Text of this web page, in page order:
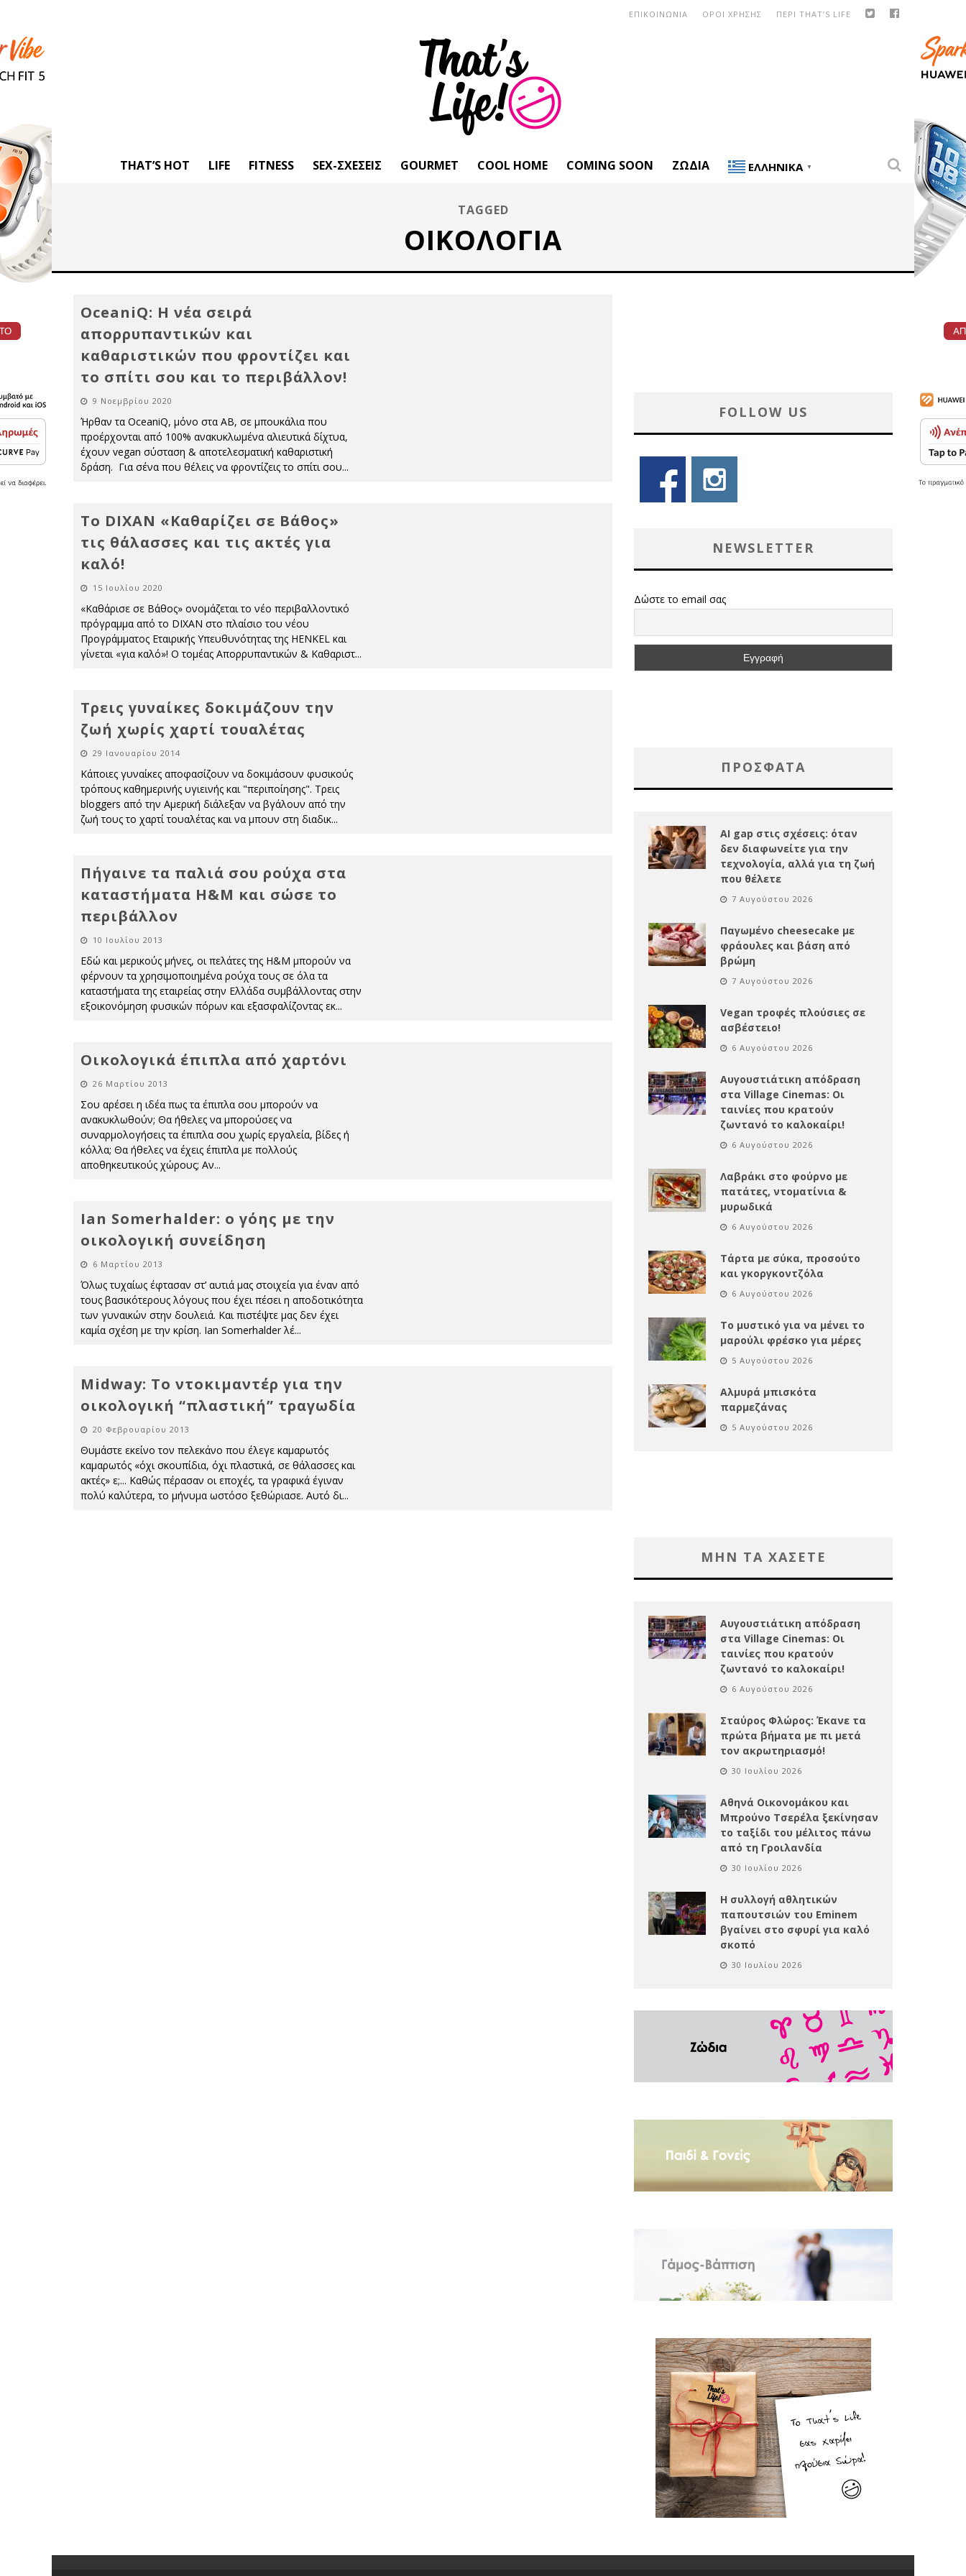
ΠΕΡΙ THAT’S LIFE
ΟΡΟΙ ΧΡΗΣΗΣ
ΕΠΙΚΟΙΝΩΝΙΑ
THAT’S HOT LIFE FITNESS SEX-ΣΧΈΣΕΙΣ GOURMET COOL HOME COMING SOON ΖΏΔΙΑ ΕΛΛΗΝΙΚΆ ▼
TAGGED
ΟΙΚΟΛΟΓΊΑ
OceaniQ: Η νέα σειρά
απορρυπαντικών και
καθαριστικών που φροντίζει και
το σπίτι σου και το περιβάλλον!
9 Νοεμβρίου 2020
Ήρθαν τα OceaniQ, μόνο στα ΑΒ, σε μπουκάλια που
προέρχονται από 100% ανακυκλωμένα αλιευτικά δίχτυα,
έχουν vegan σύσταση & αποτελεσματική καθαριστική
δράση. Για σένα που θέλεις να φροντίζεις το σπίτι σου...
Το DIXAN «Καθαρίζει σε Βάθος»
τις θάλασσες και τις ακτές για
καλό!
15 Ιουλίου 2020
«Καθάρισε σε Βάθος» ονομάζεται το νέο περιβαλλοντικό
πρόγραμμα από το DIXAN στο πλαίσιο του νέου
Προγράμματος Εταιρικής Υπευθυνότητας της ΗΕΝΚΕL και
γίνεται «για καλό»! Ο τομέας Απορρυπαντικών & Καθαριστ...
Τρεις γυναίκες δοκιμάζουν την
ζωή χωρίς χαρτί τουαλέτας
29 Ιανουαρίου 2014
Κάποιες γυναίκες αποφασίζουν να δοκιμάσουν φυσικούς
τρόπους καθημερινής υγιεινής και "περιποίησης". Τρεις
bloggers από την Αμερική διάλεξαν να βγάλουν από την
ζωή τους το χαρτί τουαλέτας και να μπουν στη διαδικ...
Πήγαινε τα παλιά σου ρούχα στα
καταστήματα H&Μ και σώσε το
περιβάλλον
10 Ιουλίου 2013
Εδώ και μερικούς μήνες, οι πελάτες της Η&Μ μπορούν να
φέρνουν τα χρησιμοποιημένα ρούχα τους σε όλα τα
καταστήματα της εταιρείας στην Ελλάδα συμβάλλοντας στην
εξοικονόμηση φυσικών πόρων και εξασφαλίζοντας εκ...
Οικολογικά έπιπλα από χαρτόνι
26 Μαρτίου 2013
Σου αρέσει η ιδέα πως τα έπιπλα σου μπορούν να
ανακυκλωθούν; Θα ήθελες να μπορούσες να
συναρμολογήσεις τα έπιπλα σου χωρίς εργαλεία, βίδες ή
κόλλα; Θα ήθελες να έχεις έπιπλα με πολλούς
αποθηκευτικούς χώρους; Αν...
Ian Somerhalder: ο γόης με την
οικολογική συνείδηση
6 Μαρτίου 2013
Όλως τυχαίως έφτασαν στ’ αυτιά μας στοιχεία για έναν από
τους βασικότερους λόγους που έχει πέσει η αποδοτικότητα
των γυναικών στην δουλειά. Και πιστέψτε μας δεν έχει
καμία σχέση με την κρίση. Ian Somerhalder λέ...
Midway: Το ντοκιμαντέρ για την
οικολογική “πλαστική” τραγωδία
20 Φεβρουαρίου 2013
Θυμάστε εκείνο τον πελεκάνο που έλεγε καμαρωτός
καμαρωτός «όχι σκουπίδια, όχι πλαστικά, σε θάλασσες και
ακτές» ε;... Καθώς πέρασαν οι εποχές, τα γραφικά έγιναν
πολύ καλύτερα, το μήνυμα ωστόσο ξεθώριασε. Αυτό δι...
FOLLOW US
NEWSLETTER
Δώστε το email σας
ΠΡΌΣΦΑΤΑ
AI gap στις σχέσεις: όταν
δεν διαφωνείτε για την
τεχνολογία, αλλά για τη ζωή
που θέλετε
7 Αυγούστου 2026
Παγωμένο cheesecake με
φράουλες και βάση από
βρώμη
7 Αυγούστου 2026
Vegan τροφές πλούσιες σε
ασβέστειο!
6 Αυγούστου 2026
Αυγουστιάτικη απόδραση
στα Village Cinemas: Οι
ταινίες που κρατούν
ζωντανό το καλοκαίρι!
6 Αυγούστου 2026
Λαβράκι στο φούρνο με
πατάτες, ντοματίνια &
μυρωδικά
6 Αυγούστου 2026
Τάρτα με σύκα, προσούτο
και γκοργκοντζόλα
6 Αυγούστου 2026
Το μυστικό για να μένει το
μαρούλι φρέσκο για μέρες
5 Αυγούστου 2026
Αλμυρά μπισκότα
παρμεζάνας
5 Αυγούστου 2026
ΜΗΝ ΤΑ ΧΑΣΕΤΕ
Αυγουστιάτικη απόδραση
στα Village Cinemas: Οι
ταινίες που κρατούν
ζωντανό το καλοκαίρι!
6 Αυγούστου 2026
Σταύρος Φλώρος: Έκανε τα
πρώτα βήματα με πι μετά
τον ακρωτηριασμό!
30 Ιουλίου 2026
Αθηνά Οικονομάκου και
Μπρούνο Τσερέλα ξεκίνησαν
το ταξίδι του μέλιτος πάνω
από τη Γροιλανδία
30 Ιουλίου 2026
Η συλλογή αθλητικών
παπουτσιών του Eminem
βγαίνει στο σφυρί για καλό
σκοπό
30 Ιουλίου 2026